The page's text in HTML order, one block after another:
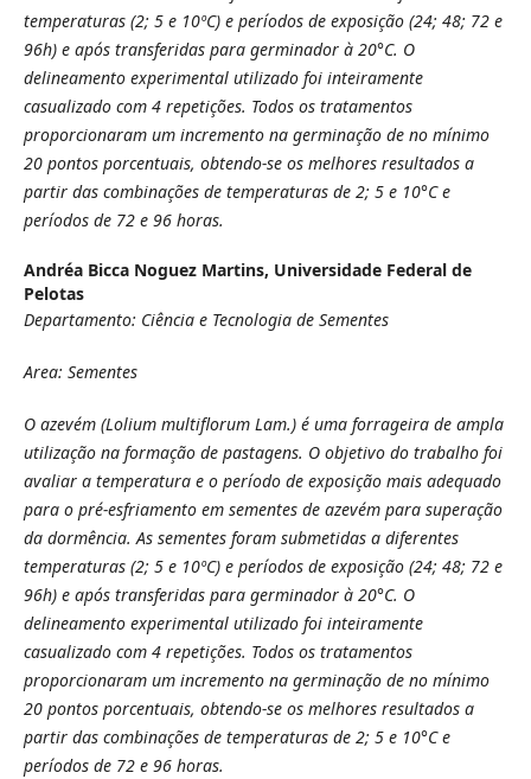
temperaturas (2; 5 e 10ºC) e períodos de exposição (24; 48; 72 e
96h) e após transferidas para germinador à 20°C. O
delineamento experimental utilizado foi inteiramente
casualizado com 4 repetições. Todos os tratamentos
proporcionaram um incremento na germinação de no mínimo
20 pontos porcentuais, obtendo-se os melhores resultados a
partir das combinações de temperaturas de 2; 5 e 10°C e
períodos de 72 e 96 horas.
Andréa Bicca Noguez Martins, Universidade Federal de
Pelotas
Departamento: Ciência e Tecnologia de Sementes
Area: Sementes
O azevém (Lolium multiflorum Lam.) é uma forrageira de ampla
utilização na formação de pastagens. O objetivo do trabalho foi
avaliar a temperatura e o período de exposição mais adequado
para o pré-esfriamento em sementes de azevém para superação
da dormência. As sementes foram submetidas a diferentes
temperaturas (2; 5 e 10ºC) e períodos de exposição (24; 48; 72 e
96h) e após transferidas para germinador à 20°C. O
delineamento experimental utilizado foi inteiramente
casualizado com 4 repetições. Todos os tratamentos
proporcionaram um incremento na germinação de no mínimo
20 pontos porcentuais, obtendo-se os melhores resultados a
partir das combinações de temperaturas de 2; 5 e 10°C e
períodos de 72 e 96 horas.